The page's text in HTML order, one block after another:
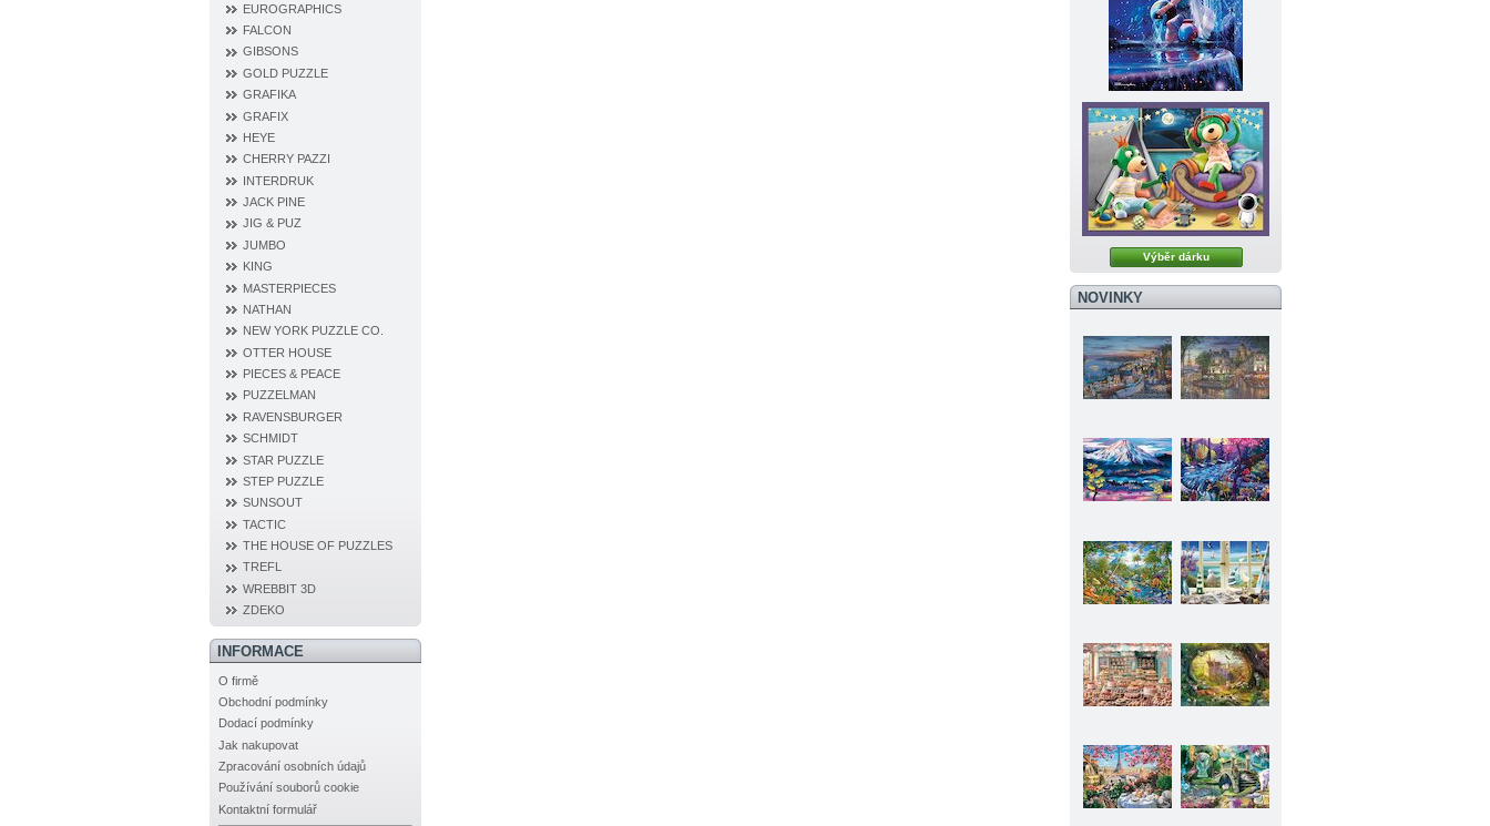
EUROGRAPHICS
FALCON
GIBSONS
GOLD PUZZLE
GRAFIKA
GRAFIX
HEYE
CHERRY PAZZI
INTERDRUK
JACK PINE
JIG & PUZ
JUMBO
KING
MASTERPIECES
NATHAN
NEW YORK PUZZLE CO.
OTTER HOUSE
PIECES & PEACE
PUZZELMAN
RAVENSBURGER
SCHMIDT
STAR PUZZLE
STEP PUZZLE
SUNSOUT
TACTIC
THE HOUSE OF PUZZLES
TREFL
WREBBIT 3D
ZDEKO
INFORMACE
O firmě
Obchodní podmínky
Dodací podmínky
Jak nakupovat
Zpracování osobních údajů
Používání souborů cookie
Kontaktní formulář
Výběr dárku
NOVINKY